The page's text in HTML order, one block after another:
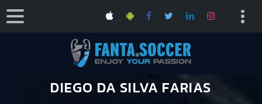
DIEGO DA SILVA FARIAS